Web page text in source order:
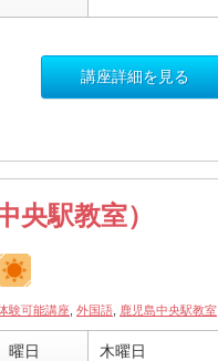
講座詳細を見る
央駅教室）
験可能講座 外国語 鹿児島中央駅教室
曜日 木曜日